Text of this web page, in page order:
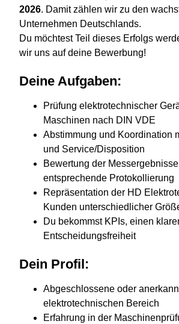
2026. Damit zählen wir zu den
Unternehmen Deutschlands.
Du möchtest Teil dieses Erfolgs
wir uns auf deine Bewerbung!
Deine Aufgaben:
Prüfung elektrotechnischer
Maschinen nach DIN VDE
Abstimmung und Koordination
und Service/Disposition
Bewertung der
entsprechende Protokollierung
Repräsentation der HD
Kunden unterschiedlicher
Du bekommst KPIs, einen
Entscheidungsfreiheit
Dein Profil:
Abgeschlossene oder
elektrotechnischen Bereich
Erfahrung in der